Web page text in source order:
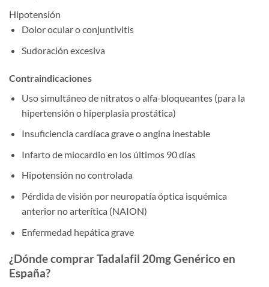
Hipotensión
Dolor ocular o conjuntivitis
Sudoración excesiva
Contraindicaciones
Uso simultáneo de nitratos o alfa-bloqueantes (para la
hipertensión o hiperplasia prostática)
Insuficiencia cardíaca grave o angina inestable
Infarto de miocardio en los últimos 90 días
Hipotensión no controlada
Pérdida de visión por neuropatía óptica isquémica
anterior no arterítica (NAION)
Enfermedad hepática grave
¿Dónde comprar Tadalafil 20mg Genérico en
España?